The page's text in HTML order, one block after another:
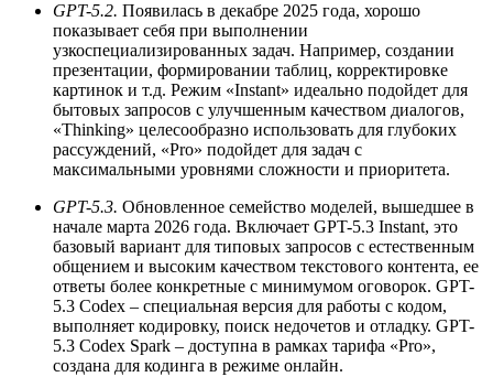
GPT-5.2. Появилась в декабре 2025 года, хорошо
показывает себя при выполнении
узкоспециализированных задач. Например, создании
презентации, формировании таблиц, корректировке
картинок и т.д. Режим «Instant» идеально подойдет для
бытовых запросов с улучшенным качеством диалогов,
«Thinking» целесообразно использовать для глубоких
рассуждений, «Pro» подойдет для задач с
максимальными уровнями сложности и приоритета.
GPT-5.3. Обновленное семейство моделей, вышедшее в
начале марта 2026 года. Включает GPT-5.3 Instant, это
базовый вариант для типовых запросов с естественным
общением и высоким качеством текстового контента, ее
ответы более конкретные с минимумом оговорок. GPT-
5.3 Codex – специальная версия для работы с кодом,
выполняет кодировку, поиск недочетов и отладку. GPT-
5.3 Codex Spark – доступна в рамках тарифа «Pro»,
создана для кодинга в режиме онлайн.